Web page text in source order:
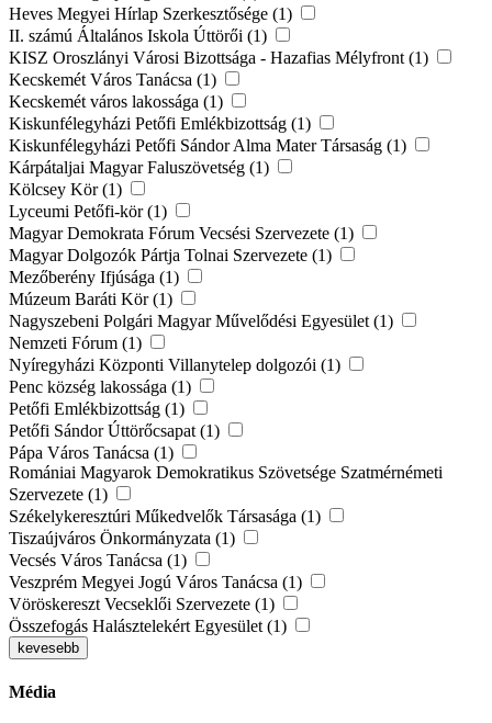
Heves Megyei Hírlap Szerkesztősége (1)
II. számú Általános Iskola Úttörői (1)
KISZ Oroszlányi Városi Bizottsága - Hazafias Mélyfront (1)
Kecskemét Város Tanácsa (1)
Kecskemét város lakossága (1)
Kiskunfélegyházi Petőfi Emlékbizottság (1)
Kiskunfélegyházi Petőfi Sándor Alma Mater Társaság (1)
Kárpátaljai Magyar Faluszövetség (1)
Kölcsey Kör (1)
Lyceumi Petőfi-kör (1)
Magyar Demokrata Fórum Vecsési Szervezete (1)
Magyar Dolgozók Pártja Tolnai Szervezete (1)
Mezőberény Ifjúsága (1)
Múzeum Baráti Kör (1)
Nagyszebeni Polgári Magyar Művelődési Egyesület (1)
Nemzeti Fórum (1)
Nyíregyházi Központi Villanytelep dolgozói (1)
Penc község lakossága (1)
Petőfi Emlékbizottság (1)
Petőfi Sándor Úttörőcsapat (1)
Pápa Város Tanácsa (1)
Romániai Magyarok Demokratikus Szövetsége Szatmérnémeti
Szervezete (1)
Székelykeresztúri Műkedvelők Társasága (1)
Tiszaújváros Önkormányzata (1)
Vecsés Város Tanácsa (1)
Veszprém Megyei Jogú Város Tanácsa (1)
Vöröskereszt Vecseklői Szervezete (1)
Összefogás Halásztelekért Egyesület (1)
kevesebb
Média